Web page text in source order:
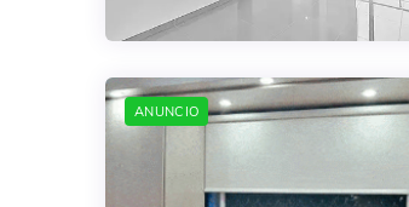
ANUNCIO